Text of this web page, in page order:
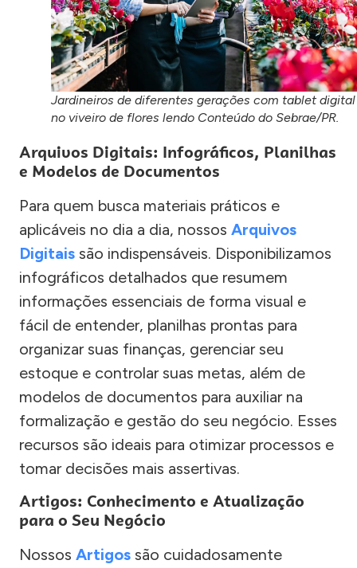
Jardineiros de diferentes gerações com tablet digital
no viveiro de flores lendo Conteúdo do Sebrae/PR.
Arquivos Digitais: Infográficos, Planilhas
e Modelos de Documentos
Para quem busca materiais práticos e
aplicáveis no dia a dia, nossos Arquivos
Digitais são indispensáveis. Disponibilizamos
infográficos detalhados que resumem
informações essenciais de forma visual e
fácil de entender, planilhas prontas para
organizar suas finanças, gerenciar seu
estoque e controlar suas metas, além de
modelos de documentos para auxiliar na
formalização e gestão do seu negócio. Esses
recursos são ideais para otimizar processos e
tomar decisões mais assertivas.
Artigos: Conhecimento e Atualização
para o Seu Negócio
Nossos Artigos são cuidadosamente